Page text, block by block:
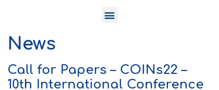
News
Call for Papers – COINs22 –
10th International Conference